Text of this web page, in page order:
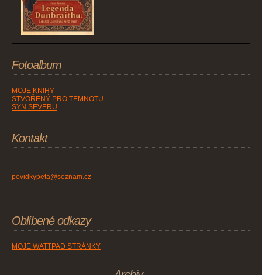
Fotoalbum
MOJE KNIHY
STVOŘENÝ PRO TEMNOTU
SYN SEVERU
Kontakt
povidkypeta@seznam.cz
Oblíbené odkazy
MOJE WATTPAD STRÁNKY